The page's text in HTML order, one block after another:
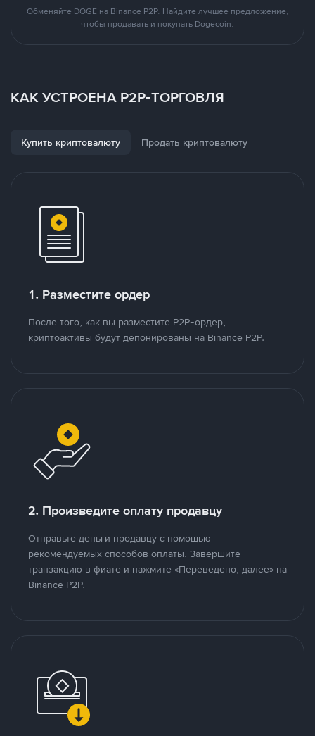
Обменяйте DOGE на Binance P2P. Найдите лучшее предложение,
чтобы продавать и покупать Dogecoin.
КАК УСТРОЕНА P2P-ТОРГОВЛЯ
Купить криптовалюту Продать криптовалюту
1. Разместите ордер
После того, как вы разместите P2P-ордер,
криптоактивы будут депонированы на Binance P2P.
2. Произведите оплату продавцу
Отправьте деньги продавцу с помощью
рекомендуемых способов оплаты. Завершите
транзакцию в фиате и нажмите «Переведено, далее» на
Binance P2P.